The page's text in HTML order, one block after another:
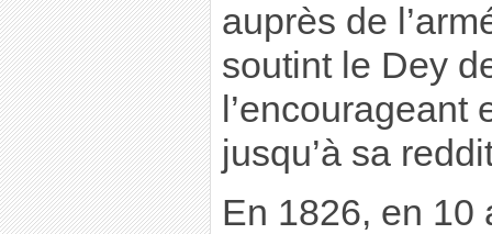
auprès de
soutint le Dey
l’encourageant
jusqu’à sa
En 1826, en 10